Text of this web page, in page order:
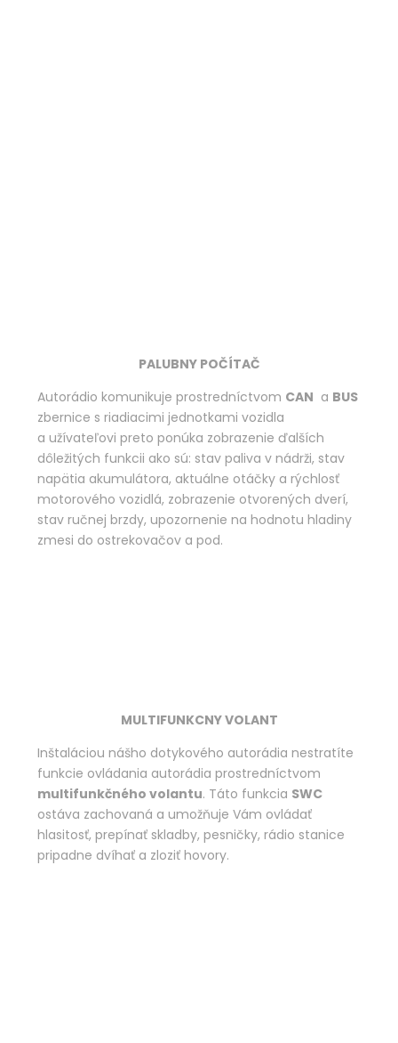
PALUBNY POČÍTAČ
Autorádio komunikuje prostredníctvom CAN a BUS
zbernice s riadiacimi jednotkami vozidla
a užívateľovi preto ponúka zobrazenie ďalších
dôležitých funkcii ako sú: stav paliva v nádrži, stav
napätia akumulátora, aktuálne otáčky a rýchlosť
motorového vozidlá, zobrazenie otvorených dverí,
stav ručnej brzdy, upozornenie na hodnotu hladiny
zmesi do ostrekovačov a pod.
MULTIFUNKCNY VOLANT
Inštaláciou nášho dotykového autorádia nestratíte
funkcie ovládania autorádia prostredníctvom
multifunkčného volantu. Táto funkcia SWC
ostáva zachovaná a umožňuje Vám ovládať
hlasitosť, prepínať skladby, pesničky, rádio stanice
pripadne dvíhať a zloziť hovory.